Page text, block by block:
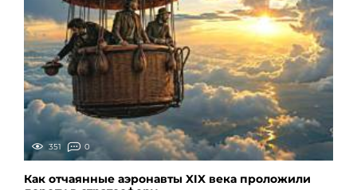
351 0
Как отчаянные аэронавты XIX века проложили